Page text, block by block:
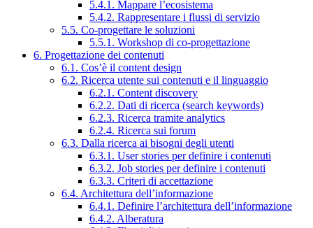
5.4.1. Mappare l’ecosistema
5.4.2. Rappresentare i flussi di servizio
5.5. Co-progettare le soluzioni
5.5.1. Workshop di co-progettazione
6. Progettazione dei contenuti
6.1. Cos’è il content design
6.2. Ricerca utente sui contenuti e il linguaggio
6.2.1. Content discovery
6.2.2. Dati di ricerca (search keywords)
6.2.3. Ricerca tramite analytics
6.2.4. Ricerca sui forum
6.3. Dalla ricerca ai bisogni degli utenti
6.3.1. User stories per definire i contenuti
6.3.2. Job stories per definire i contenuti
6.3.3. Criteri di accettazione
6.4. Architettura dell’informazione
6.4.1. Definire l’architettura dell’informazione
6.4.2. Alberatura